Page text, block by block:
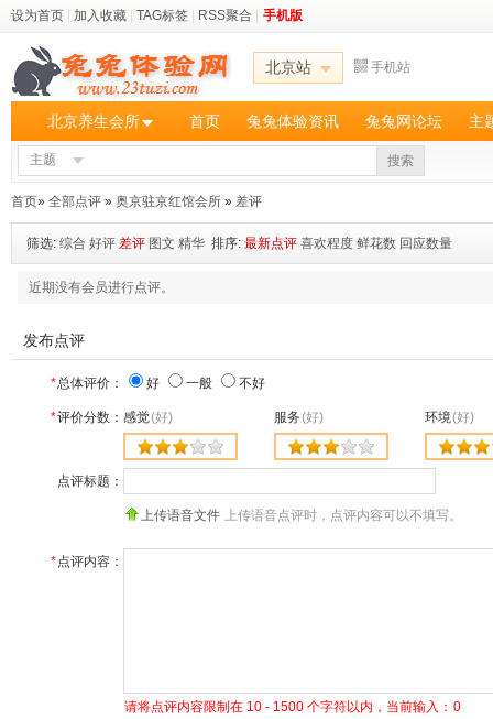
设为首页 加入收藏 TAG标签 RSS聚合 手机版
北京站 手机站
北京养生会所 首页 兔兔体验资讯 兔兔网论坛 主
主题 搜索
首页» 全部点评 » 奥京驻京红馆会所 » 差评
筛选: 综合 好评 差评 图文 精华 排序: 最新点评 喜欢程度 鲜花数 回应数量
近期没有会员进行点评。
发布点评
*总体评价： 好 一般 不好
*评价分数： 感觉(好) 服务(好) 环境(好)
点评标题：
上传语音文件 上传语音点评时，点评内容可以不填写。
*点评内容：
请将点评内容限制在 10 - 1500 个字符以内，当前输入： 0